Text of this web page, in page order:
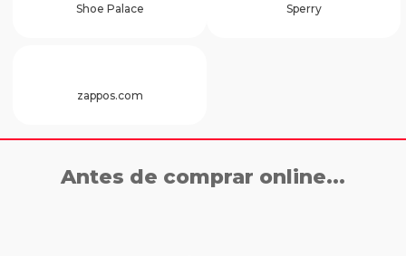
Shoe Palace Sperry
zappos.com
Antes de comprar online...